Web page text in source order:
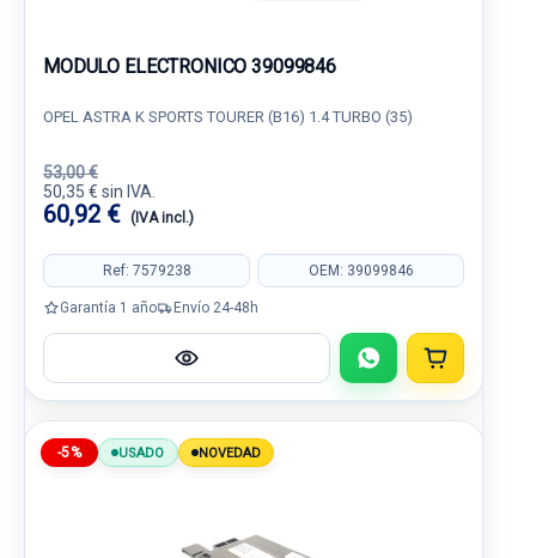
MODULO ELECTRONICO 39099846
OPEL ASTRA K SPORTS TOURER (B16) 1.4 TURBO (35)
53,00 €
50,35 € sin IVA.
60,92 € (IVA incl.)
Ref: 7579238 OEM: 39099846
Garantía 1 año Envío 24-48h
-5% USADO NOVEDAD